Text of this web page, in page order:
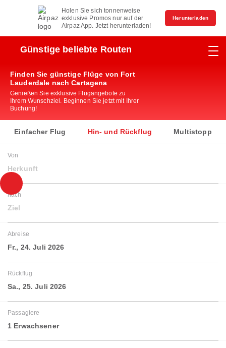
Holen Sie sich tonnenweise
exklusive Promos nur auf der
Airpaz App. Jetzt herunterladen!
Herunterladen
Günstige beliebte Routen
Finden Sie günstige Flüge von Fort
Lauderdale nach Cartagena
Genießen Sie exklusive Flugangebote zu
Ihrem Wunschziel. Beginnen Sie jetzt mit Ihrer
Buchung!
Einfacher Flug Hin- und Rückflug Multistopp
Von
Herkunft
nach
Ziel
Abreise
Fr., 24. Juli 2026
Rückflug
Sa., 25. Juli 2026
Passagiere
1 Erwachsener